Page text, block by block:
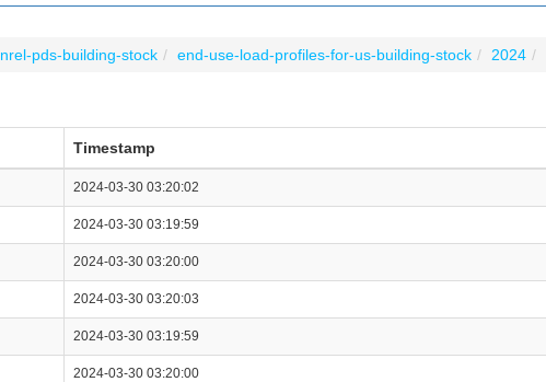
nrel-pds-building-stock end-use-load-profiles-for-us-building-stock 2024
Timestamp
2024-03-30 03:20:02
2024-03-30 03:19:59
2024-03-30 03:20:00
2024-03-30 03:20:03
2024-03-30 03:19:59
2024-03-30 03:20:00